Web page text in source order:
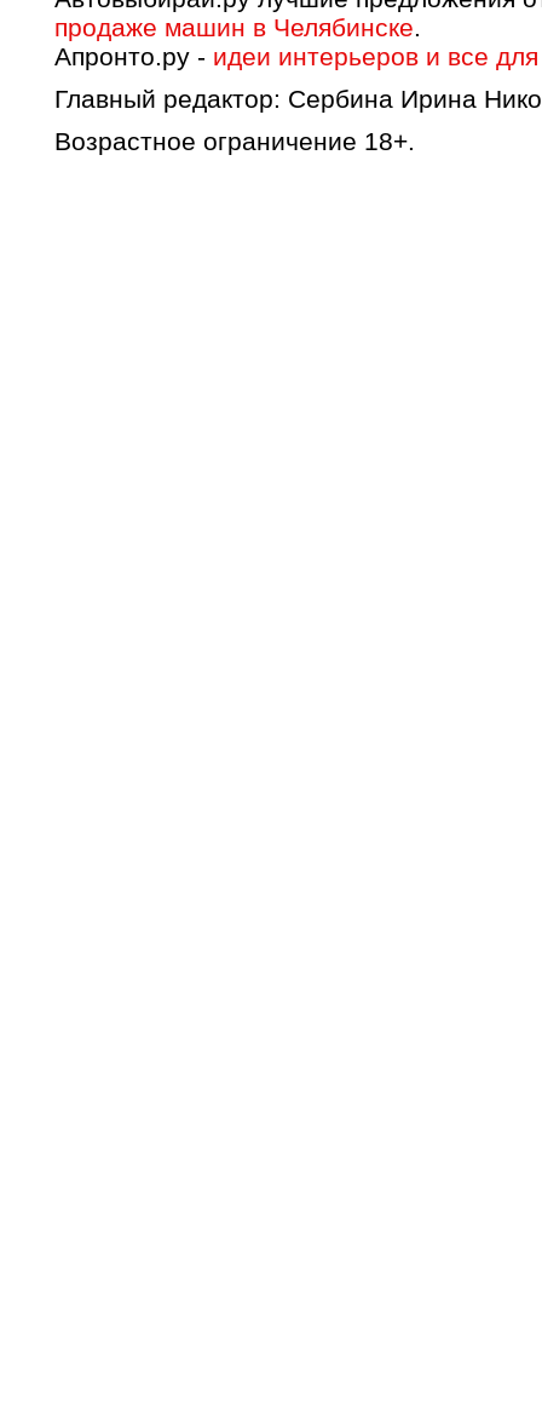
продаже машин в Челябинске.
Апронто.ру - идеи интерьеров и все
Главный редактор: Сербина Ирина
Возрастное ограничение 18+.